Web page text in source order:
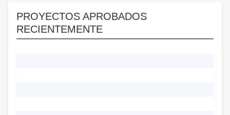
PROYECTOS APROBADOS
RECIENTEMENTE